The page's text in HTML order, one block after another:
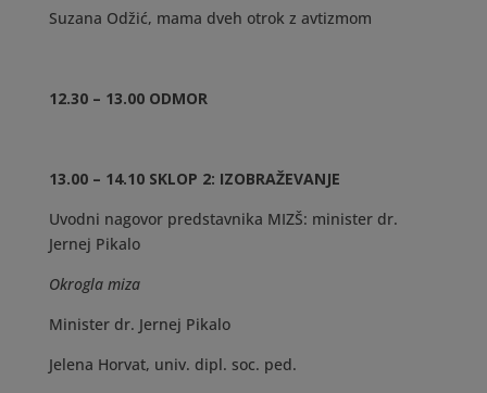
Suzana Odžić, mama dveh otrok z avtizmom
12.30 – 13.00 ODMOR
13.00 – 14.10 SKLOP 2: IZOBRAŽEVANJE
Uvodni nagovor predstavnika MIZŠ: minister dr.
Jernej Pikalo
Okrogla miza
Minister dr. Jernej Pikalo
Jelena Horvat, univ. dipl. soc. ped.